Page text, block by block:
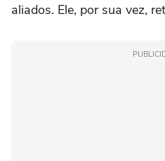
aliados. Ele, por sua vez,